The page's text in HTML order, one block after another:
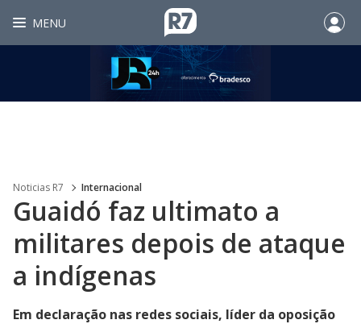
MENU
Noticias R7 Internacional
Guaidó faz ultimato a
militares depois de ataque
a indígenas
Em declaração nas redes sociais, líder da oposição